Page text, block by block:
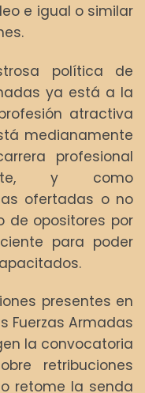
e igual o similar
política de
ya está a la
atractiva
medianamente
profesional
y como
ofertadas o no
de opositores por
para poder
presentes en
Fuerzas Armadas
la convocatoria
retribuciones
retome la senda